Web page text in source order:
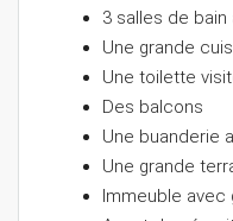
3 salles de
Une grande
Une toilette
Des balcons
Une buanderie
Une grande
Immeuble